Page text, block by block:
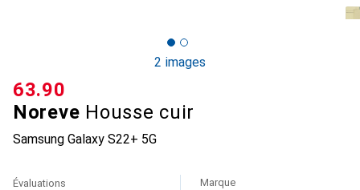
2 images
Noreve Housse cuir
Samsung Galaxy S22+ 5G
CHF
63.90
Évaluations Marque